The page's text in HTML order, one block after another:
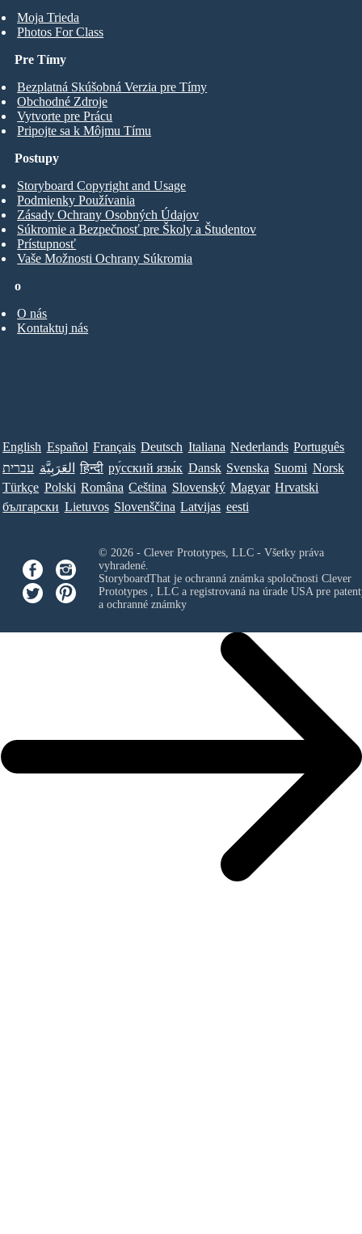
Moja Trieda
Photos For Class
Pre Tímy
Bezplatná Skúšobná Verzia pre Tímy
Obchodné Zdroje
Vytvorte pre Prácu
Pripojte sa k Môjmu Tímu
o
O nás
Kontaktuj nás
Postupy
Storyboard Copyright and Usage
Podmienky Používania
Zásady Ochrany Osobných Údajov
Súkromie a Bezpečnosť pre Školy a Študentov
Prístupnosť
Vaše Možnosti Ochrany Súkromia
English Español Français Deutsch Italiana Nederlands Português
עברית العَرَبِيَّة हिन्दी ру́сский язы́к Dansk Svenska Suomi Norsk
Türkçe Polski Româna Ceština Slovenský Magyar Hrvatski
български Lietuvos Slovenščina Latvijas eesti
© 2026 - Clever Prototypes, LLC - Všetky práva
vyhradené.
StoryboardThat je ochranná známka spoločnosti Clever
Prototypes , LLCa registrovaná na úrade USA pre
a ochranné známky